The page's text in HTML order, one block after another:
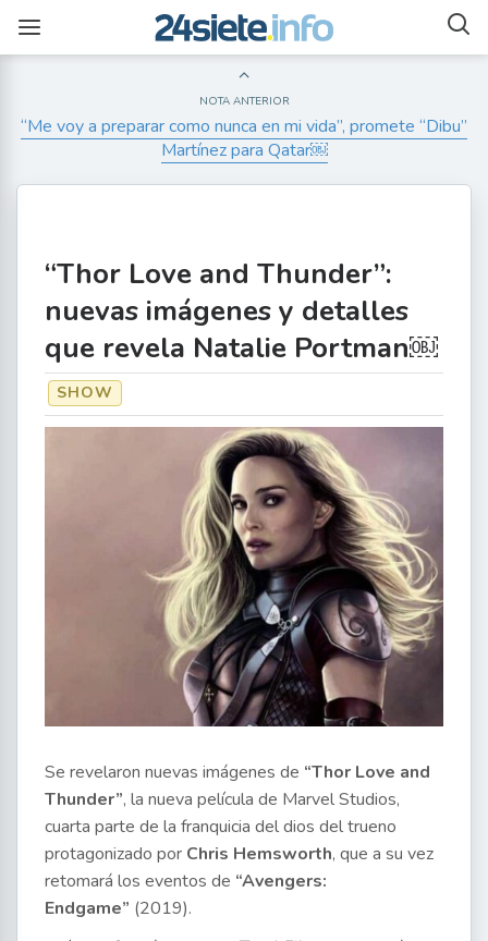
NOTA ANTERIOR
“Me voy a preparar como nunca en mi vida”, promete “Dibu”
Martínez para Qatar￼
“Thor Love and Thunder”:
nuevas imágenes y detalles
que revela Natalie Portman￼
SHOW
Se revelaron nuevas imágenes de “Thor Love and
Thunder”, la nueva película de Marvel Studios,
cuarta parte de la franquicia del dios del trueno
protagonizado por Chris Hemsworth, que a su vez
retomará los eventos de “Avengers:
Endgame” (2019).